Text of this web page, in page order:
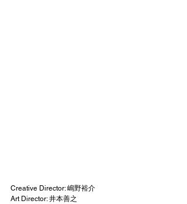
Creative Director: 嶋野裕介
Art Director: 井本善之